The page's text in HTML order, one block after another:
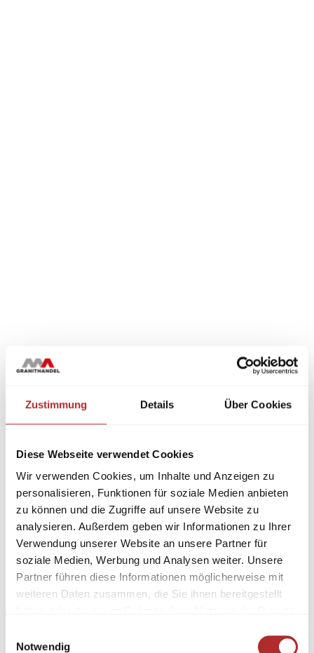
Zustimmung Details Über Cookies
Diese Webseite verwendet Cookies
Wir verwenden Cookies, um Inhalte und Anzeigen zu
personalisieren, Funktionen für soziale Medien anbieten
zu können und die Zugriffe auf unsere Website zu
analysieren. Außerdem geben wir Informationen zu Ihrer
Verwendung unserer Website an unsere Partner für
soziale Medien, Werbung und Analysen weiter. Unsere
Partner führen diese Informationen möglicherweise mit
weiteren Daten zusammen, die Sie ihnen bereitgestellt
Notwendig